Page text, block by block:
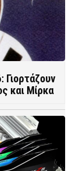
Γιορτάζουν
και Μίρκα